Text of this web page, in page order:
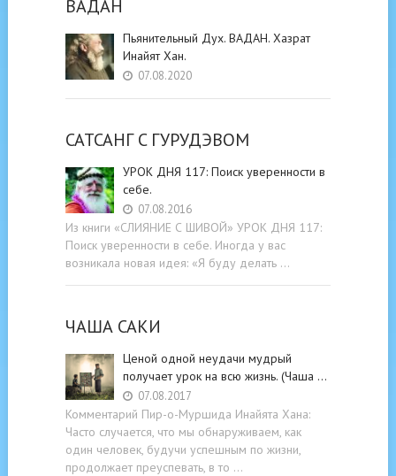
ВАДАН
Пьянительный Дух. ВАДАН. Хазрат
Инайят Хан.
07.08.2020
САТСАНГ C ГУРУДЭВОМ
УРОК ДНЯ 117: Поиск уверенности в
себе.
07.08.2016
Из книги «СЛИЯНИЕ С ШИВОЙ» УРОК ДНЯ 117:
Поиск уверенности в себе. Иногда у вас
возникала новая идея: «Я буду делать …
ЧАША САКИ
Ценой одной неудачи мудрый
получает урок на всю жизнь. (Чаша …
07.08.2017
Комментарий Пир-о-Муршида Инайята Хана:
Часто случается, что мы обнаруживаем, как
один человек, будучи успешным по жизни,
продолжает преуспевать, в то …